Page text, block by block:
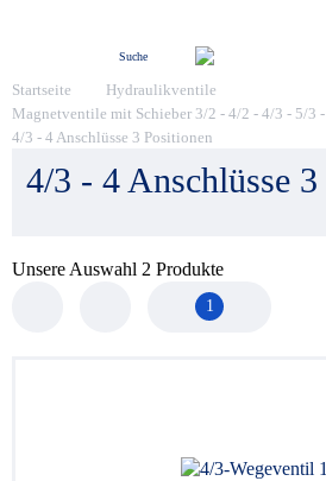
Suche
Startseite
Hydraulikventile
Magnetventile mit Schieber 3/2 - 4/2 - 4/3 - 5/3
4/3 - 4 Anschlüsse 3 Positionen
4/3 - 4 Anschlüsse
Unsere Auswahl 2 Produkte
1